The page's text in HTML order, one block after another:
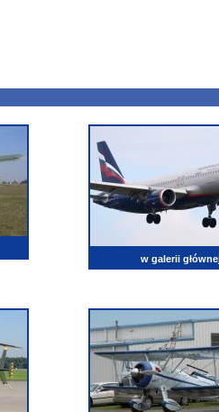
w galerii